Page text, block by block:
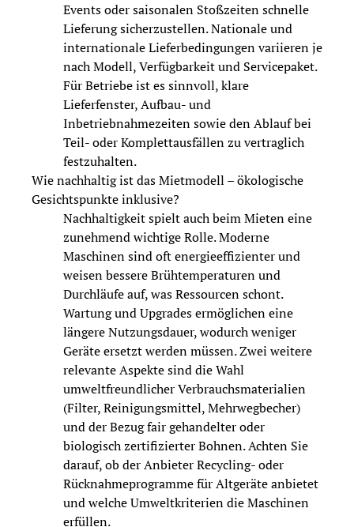
Events oder saisonalen Stoßzeiten schnelle
Lieferung sicherzustellen. Nationale und
internationale Lieferbedingungen variieren je
nach Modell, Verfügbarkeit und Servicepaket.
Für Betriebe ist es sinnvoll, klare
Lieferfenster, Aufbau- und
Inbetriebnahmezeiten sowie den Ablauf bei
Teil- oder Komplettausfällen zu vertraglich
festzuhalten.
Wie nachhaltig ist das Mietmodell – ökologische
Gesichtspunkte inklusive?
Nachhaltigkeit spielt auch beim Mieten eine
zunehmend wichtige Rolle. Moderne
Maschinen sind oft energieeffizienter und
weisen bessere Brühtemperaturen und
Durchläufe auf, was Ressourcen schont.
Wartung und Upgrades ermöglichen eine
längere Nutzungsdauer, wodurch weniger
Geräte ersetzt werden müssen. Zwei weitere
relevante Aspekte sind die Wahl
umweltfreundlicher Verbrauchsmaterialien
(Filter, Reinigungsmittel, Mehrwegbecher)
und der Bezug fair gehandelter oder
biologisch zertifizierter Bohnen. Achten Sie
darauf, ob der Anbieter Recycling- oder
Rücknahmeprogramme für Altgeräte anbietet
und welche Umweltkriterien die Maschinen
erfüllen.